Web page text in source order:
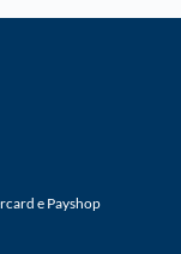
e Payshop